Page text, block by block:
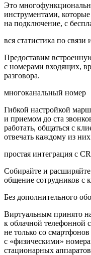
Это
инструментами,
на подключение, с
вся статистика по связи
Предоставим
с номерами входящих,
разговора.
многоканальный номер
Гибкой настройкой
и приемом до ста
работать, общаться с
отвечать каждому из
простая интеграция с
Собирайте и
общение сотрудников с
Без дополнительного
Виртуальным принято
к облачной
не только со
с «физическими»
стационарных